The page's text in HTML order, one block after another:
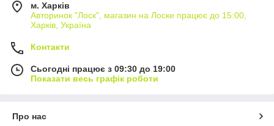
м. Харків
Авторинок "Лоск", магазин на Лоске працює до 15:00,
Харків, Україна
Контакти
Сьогодні працює з 09:30 до 19:00
Показати весь графік роботи
Про нас